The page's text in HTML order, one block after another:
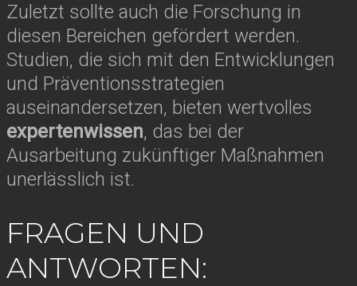
Zuletzt sollte auch die Forschung in
diesen Bereichen gefördert werden.
Studien, die sich mit den Entwicklungen
und Präventionsstrategien
auseinandersetzen, bieten wertvolles
expertenwissen, das bei der
Ausarbeitung zukünftiger Maßnahmen
unerlässlich ist.
FRAGEN UND
ANTWORTEN: